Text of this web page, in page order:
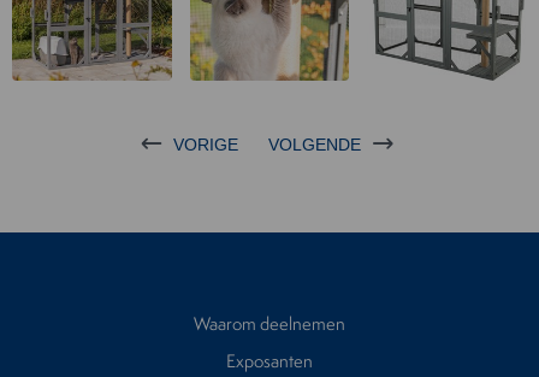
VORIGE VOLGENDE
Waarom deelnemen
Exposanten